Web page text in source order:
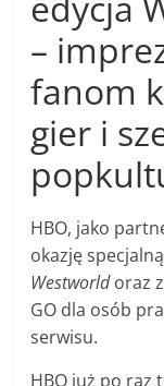
–
fanom
gier i
HBO, jako
okazję
Westworldoraz
GO dla osób
serwisu.
HBO już po raz